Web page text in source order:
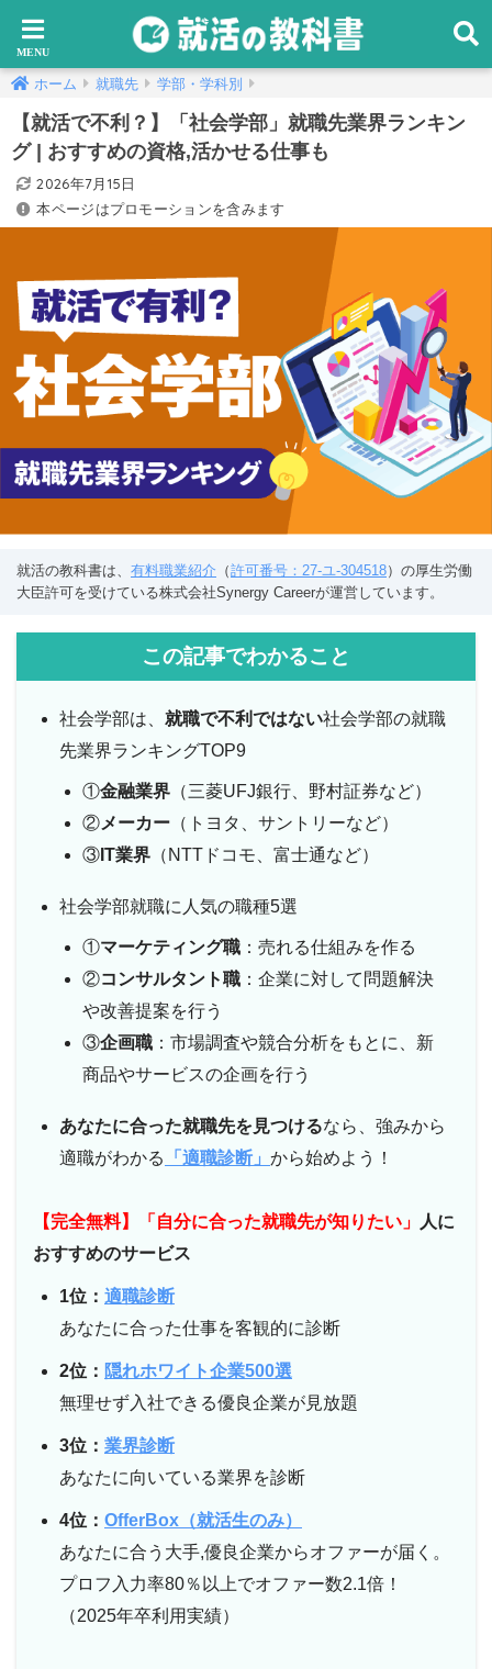
ホーム 就職先 学部・学科別
【就活で不利？】「社会学部」就職先業界ランキン
グ | おすすめの資格,活かせる仕事も
2026年7月15日
本ページはプロモーションを含みます
就活の教科書は、 有料職業紹介 （許可番号：27-ユ-304518）の厚生労働
大臣許可を受けている株式会社Synergy Careerが運営しています。
この記事でわかること
社会学部は、 就職で不利ではない社会学部の就職
先業界ランキングTOP9
①金融業界（三菱UFJ銀行、野村証券など）
②メーカー（トヨタ、サントリーなど）
③IT業界（NTTドコモ、富士通など）
社会学部就職に人気の職種5選
①マーケティング職：売れる仕組みを作る
②コンサルタント職：企業に対して問題解決
や改善提案を行う
③企画職：市場調査や競合分析をもとに、新
商品やサービスの企画を行う
あなたに合った就職先を見つけるなら、強みから
適職がわかる
「適職診断」 から始めよう！
【完全無料】「自分に合った就職先が知りたい」
人に
おすすめのサービス
1位： 適職診断
あなたに合った仕事を客観的に診断
2位： 隠れホワイト企業500選
無理せず入社できる優良企業が見放題
3位： 業界診断
あなたに向いている業界を診断
4位： OfferBox（就活生のみ）
あなたに合う大手,優良企業からオファーが届く。
プロフ入力率80％以上でオファー数2.1倍！
（2025年卒利用実績）